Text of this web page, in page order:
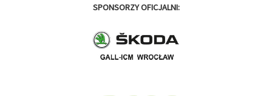
SPONSORZY OFICJALNI: